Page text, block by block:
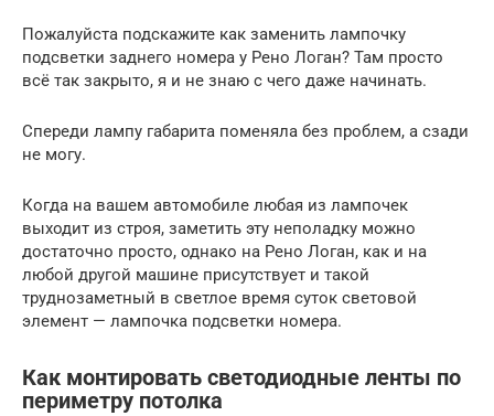
Пожалуйста подскажите как заменить лампочку
подсветки заднего номера у Рено Логан? Там просто
всё так закрыто, я и не знаю с чего даже начинать.
Спереди лампу габарита поменяла без проблем, а сзади
не могу.
Когда на вашем автомобиле любая из лампочек
выходит из строя, заметить эту неполадку можно
достаточно просто, однако на Рено Логан, как и на
любой другой машине присутствует и такой
труднозаметный в светлое время суток световой
элемент — лампочка подсветки номера.
Как монтировать светодиодные ленты по
периметру потолка